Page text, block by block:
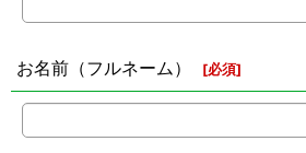
お名前（フルネーム） [必須]